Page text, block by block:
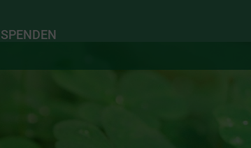
SPENDEN